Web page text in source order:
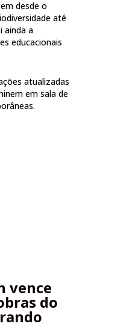
desde o
até
ainda a
educacionais
atualizadas
em sala de
vence
do